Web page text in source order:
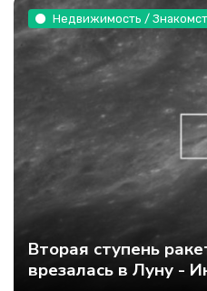
Недвижимость /
Вторая ступень
врезалась в Луну -